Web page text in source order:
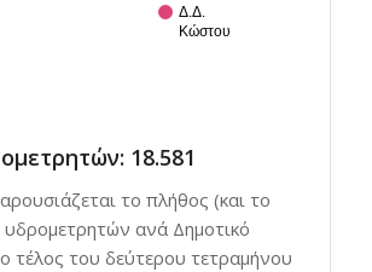
Δ.Δ.
Κώστου
18.581
το πλήθος (και το
ανά Δημοτικό
τέλος του δεύτερου τετραμήνου